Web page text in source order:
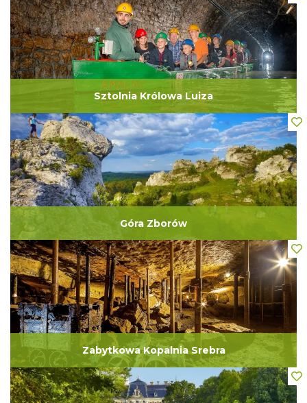
Sztolnia Królowa Luiza
Góra Zborów
Zabytkowa Kopalnia Srebra